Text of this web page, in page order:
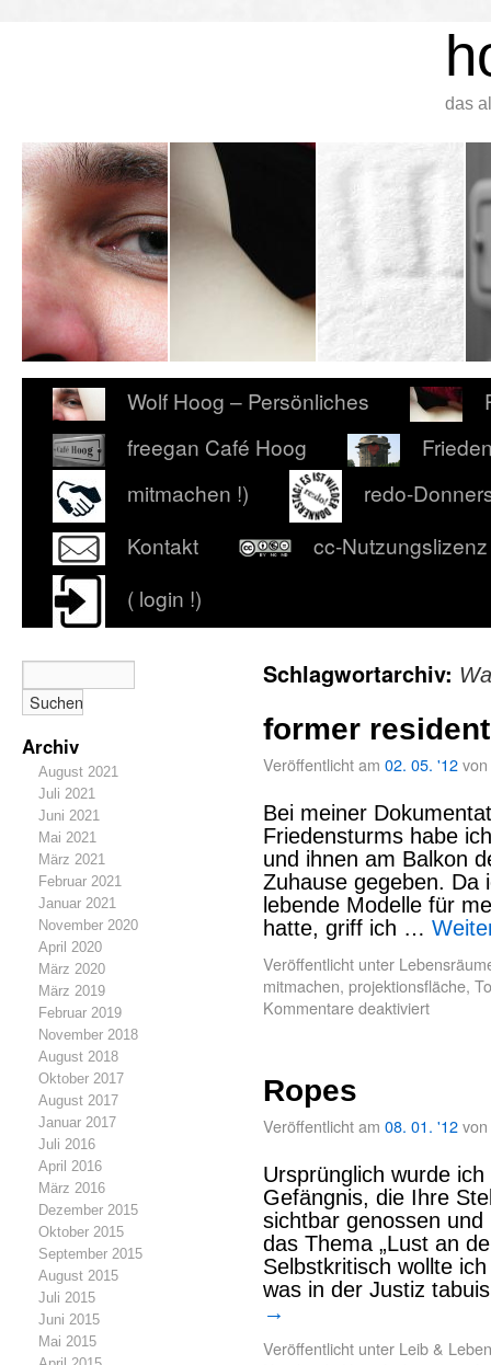
das
Wolf Hoog – Persönliches
freegan Café Hoog
mitmachen !)
redo-
Kontakt
cc-Nutzungslizenz
( login !)
Archiv
August 2021
Juli 2021
Juni 2021
Mai 2021
März 2021
Februar 2021
Januar 2021
November 2020
April 2020
März 2020
März 2019
Februar 2019
November 2018
August 2018
Oktober 2017
August 2017
Januar 2017
Juli 2016
April 2016
März 2016
Dezember 2015
Oktober 2015
September 2015
August 2015
Juli 2015
Juni 2015
Mai 2015
Schlagwortarchiv:
former
Veröffentlicht am 02. 05. '12von
Bei meiner
Friedensturms habe
und ihnen am Balkon
Zuhause gegeben. Da
lebende Modelle für
hatte, griff ich …
Veröffentlicht unter
mitmachen, projektionsfläche,
Kommentare deaktiviert
Ropes
Veröffentlicht am 08. 01. '12von
Ursprünglich wurde
Gefängnis, die Ihre
sichtbar genossen
das Thema „Lust an
Selbstkritisch wollte
was in der Justiz
→
Veröffentlicht unter Leib & Leben